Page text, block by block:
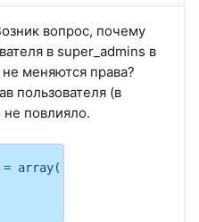
вопрос, почему
в super_admins в
меняются права?
пользователя (в
повлияло.
= array(